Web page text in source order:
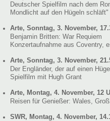
Deutscher Spielfilm nach dem
Mondlicht auf den Hügeln
Arte, Sonntag, 3. November,
Benjamin Britten: War Requiem
Konzertaufnahme aus Coventry,
Arte, Sonntag, 3. November,
Der Engländer, der auf einen
Spielfilm mit Hugh Grant
Arte, Montag, 4. November, 12
Reisen für Genießer: Wales,
SWR, Montag, 4. November,